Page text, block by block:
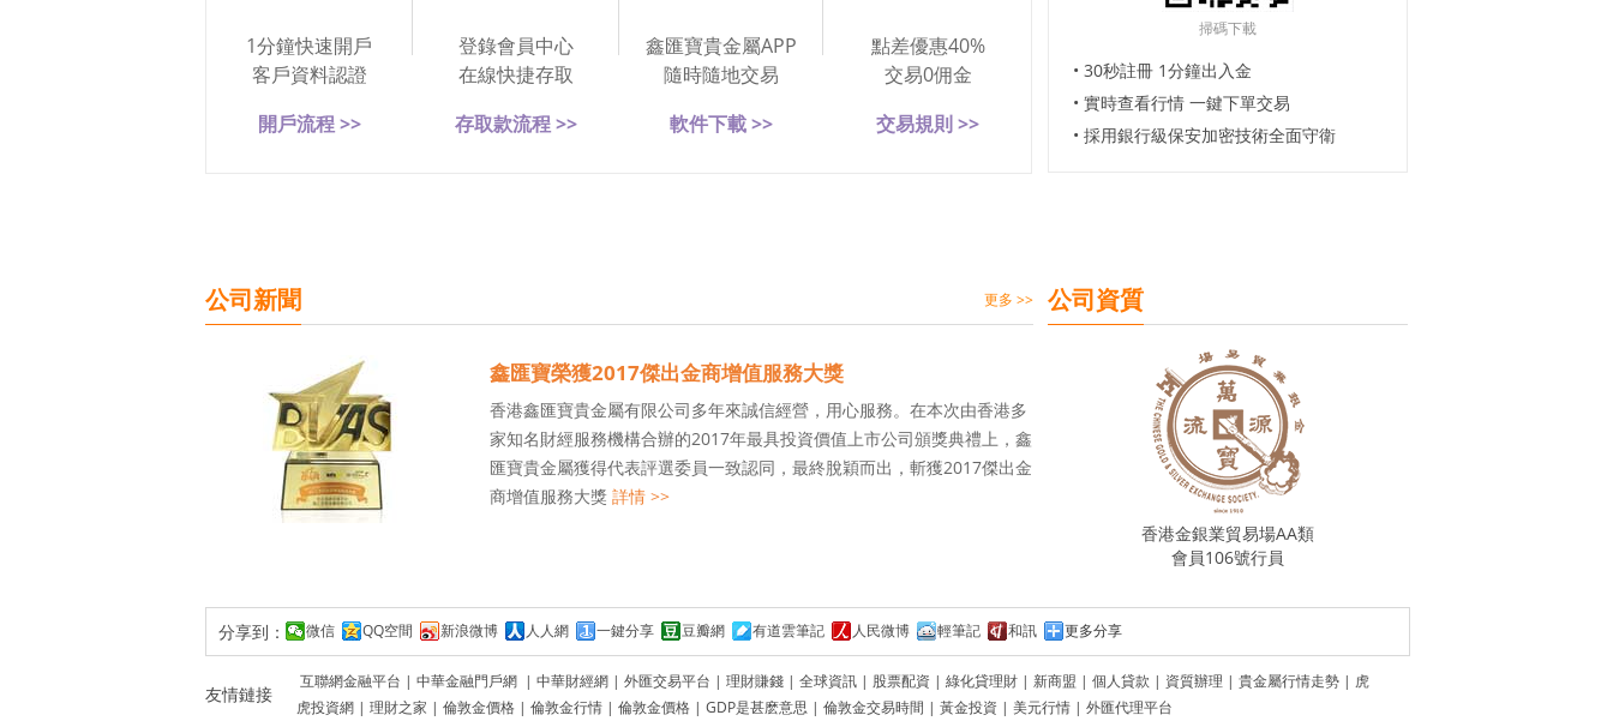
1分鐘快速開戶
客戶資料認證
開戶流程 >>
登錄會員中心
在線快捷存取
存取款流程 >>
鑫匯寶貴金屬APP
隨時隨地交易
軟件下載 >>
點差優惠40%
交易0佣金
交易規則 >>
掃碼下載
• 30秒註冊 1分鐘出入金
• 實時查看行情 一鍵下單交易
• 採用銀行級保安加密技術全面守衛
公司新聞 更多 >>
鑫匯寶榮獲2017傑出金商增值服務大獎
香港鑫匯寶貴金屬有限公司多年來誠信經營，用心服務。在本次由香港多
家知名財經服務機構合辦的2017年最具投資價值上市公司頒獎典禮上，鑫
匯寶貴金屬獲得代表評選委員一致認同，最終脫穎而出，斬獲2017傑出金
商增值服務大獎 詳情 >>
公司資質
香港金銀業貿易場AA類
會員106號行員
分享到： 微信 QQ空間 新浪微博 人人網 一鍵分享 豆瓣網 有道雲筆記 人民微博 輕筆記 和訊 更多分享
友情鏈接
互聯網金融平台 | 中華金融門戶網 | 中華財經網 | 外匯交易平台 | 理財賺錢 | 全球資訊 | 股票配資 | 綠化貸理財 | 新商盟 | 個人貸款 | 資質辦理 | 貴金屬行情走勢 | 虎
虎投資網 | 理財之家 | 倫敦金價格 | 倫敦金行情 | 倫敦金價格 | GDP是甚麽意思 | 倫敦金交易時間 | 黃金投資 | 美元行情 | 外匯代理平台